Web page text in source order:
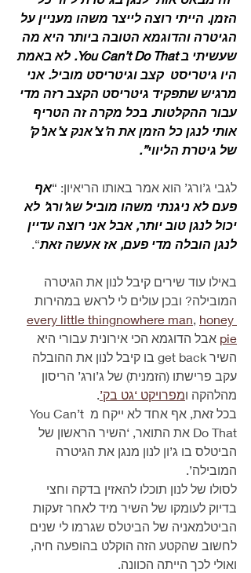
הזמן. הייתי רוצה לייצר משהו מעניין על
הגיטרה והדוגמא הטובה ביותר היא מה
שעשיתי ב You Can’t Do That. לא באמת
היו גיטריסט  קצב וגיטריסט מוביל. אני
מרגיש שתפקיד גיטריסט הקצב רזה מדי
עבור ההקלטות. בכל מקרה זה הטריף
אותי לנגן כל הזמן את ה’צ’אנק צ’אנ’ק’
של גיטרת הליווי”.
לגבי ג’ורג’ הוא אמר באותו הריאיון: “אף
פעם לא ניגנתי משהו מוביל שג’ורג’ לא
יכול לנגן טוב יותר, אבל אני רוצה עדיין
לנגן הובלה מדי פעם, אז אעשה זאת“.
באילו עוד שירים קיבל לנון את הגיטרה
המובילה? ובכן עולים לי לראש במהירות
every little thingnowhere man, honey
pie אבל הדוגמא הכי אירונית עבורי היא
השיר get back בו קיבל לנון את ההובלה
עקב פרישתו (הזמנית) של ג’ורג’ הריסון
מהלהקה ומפרויקט ‘גט בק’.
בכל זאת, אף אחד לא ייקח מ You Can’t
Do That את התואר, ‘השיר הראשון של
הביטלס בו ג’ון לנון מנגן את הגיטרה
המובילה’.
לסולו של לנון תוכלו להאזין בדקה וחצי
בדיוק לעומקו של השיר מיד לאחר זעקות
הביטלמאניה של הביטלס שגרמו לי שנים
לחשוב שהקטע הזה הוקלט בהופעה חיה,
ואולי לכך הייתה הכוונה.